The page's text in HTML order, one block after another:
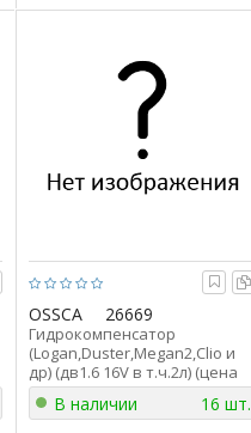
OSSCA 26669
Гидрокомпенсатор
(Logan,Duster,Megan2,Clio и
др) (дв1.6 16V в т.ч.2л) (цена
за 1шт) Ossca 26669 ан
7700107555
В наличии 16 шт.